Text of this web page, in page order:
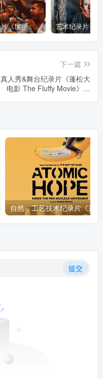
艺术纪录片《世界：新吉普赛之王 This World: The New Gypsy Kings》下载
下一篇
真人秀&舞台纪录片《蓬松大
电影 The Fluffy Movie》下
提交